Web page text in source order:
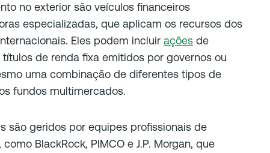
no exterior são veículos financeiros
especializadas, que aplicam os recursos dos
Eles podem incluir ações de
de renda fixa emitidos por governos ou
uma combinação de diferentes tipos de
fundos multimercados.
são geridos por equipes profissionais de
BlackRock, PIMCO e J.P. Morgan, que